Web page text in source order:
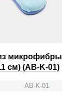
микрофибры
см) (AB-K-01)
AB-K-01